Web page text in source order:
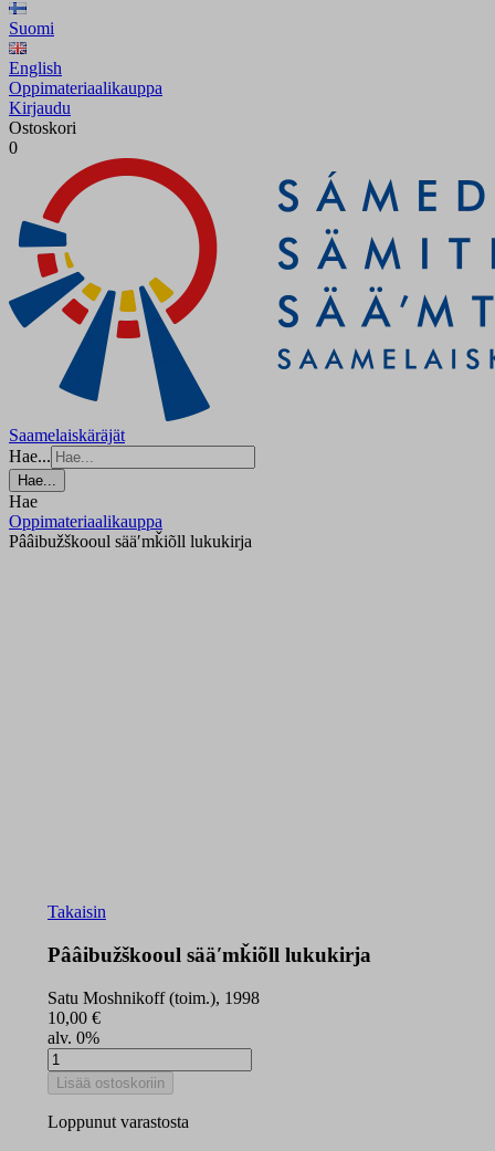
Suomi
English
Oppimateriaalikauppa
Kirjaudu
Ostoskori
0
Saamelaiskäräjät
Hae...
Hae...
Hae
Oppimateriaalikauppa
Pââibužškooul sääʹmǩiõll lukukirja
Takaisin
Pââibužškooul sääʹmǩiõll lukukirja
Satu Moshnikoff (toim.), 1998
10,00 €
alv. 0%
Pââibužškooul
sääʹmǩiõll
lukukirja
määrä
Lisää ostoskoriin
Loppunut varastosta